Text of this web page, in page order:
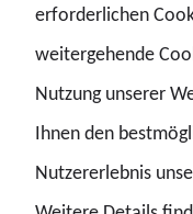
erforderten dennoch
Polizei. „Für viele
bedeutet dies, dass
nicht bei ihren
müssen“, so Kopelke.
erforderlichen
weitergehende
Nutzung unserer
Ihnen den
Nutzererlebnis